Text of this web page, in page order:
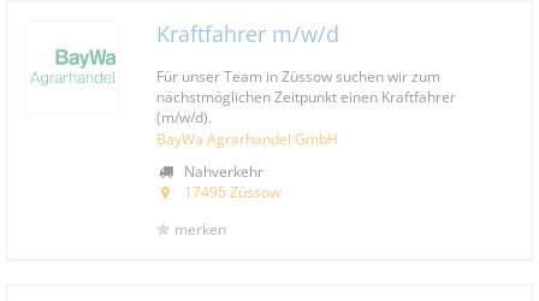
Kraftfahrer m/w/d
Für unser Team in Züssow suchen wir zum
nächstmöglichen Zeitpunkt einen Kraftfahrer
(m/w/d).
BayWa Agrarhandel GmbH
Nahverkehr
17495 Züssow
merken